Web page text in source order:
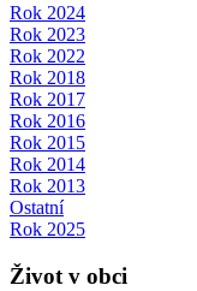
Rok 2024
Rok 2023
Rok 2022
Rok 2018
Rok 2017
Rok 2016
Rok 2015
Rok 2014
Rok 2013
Ostatní
Rok 2025
Život v obci